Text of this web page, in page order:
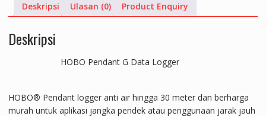
Deskripsi Ulasan (0) Product Enquiry
Deskripsi
HOBO Pendant G Data Logger
HOBO® Pendant logger anti air hingga 30 meter dan berharga
murah untuk aplikasi jangka pendek atau penggunaan jarak jauh